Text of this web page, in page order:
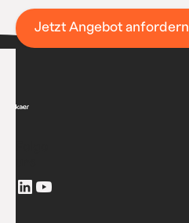
Jetzt Angebot anfordern